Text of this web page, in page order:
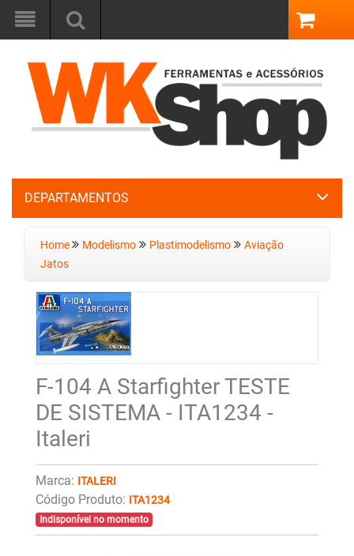
DEPARTAMENTOS
Home Modelismo Plastimodelismo
Aviação
Jatos
F-104 A Starfighter TESTE
DE SISTEMA - ITA1234 -
Italeri
Marca: ITALERI
Código Produto: ITA1234
Indisponível no momento